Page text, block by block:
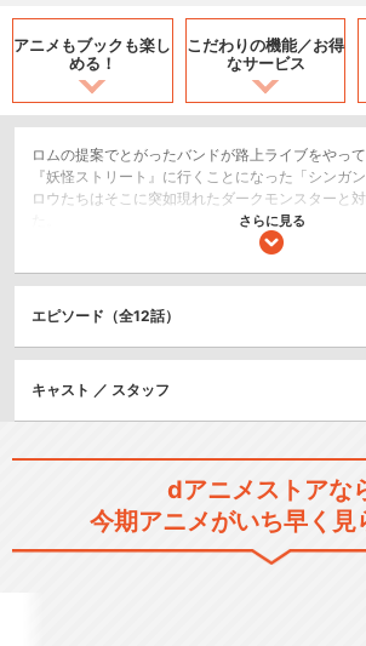
アニメもブックも楽し
める！
こだわりの機能／お得
なサービス
ロムの提案でとがったバンドが路上ライブをやっ
『妖怪ストリート』に行くことになった「シンガ
ロウたちはそこに突如現れたダークモンスターと
ドラマ/青春
シリーズ／関連のアニメ作品
SHOW BY
SHOW BY
さらに見る
エピソード（全12話）
キャスト ／ スタッフ
dアニメストアな
今期アニメがいち早く見